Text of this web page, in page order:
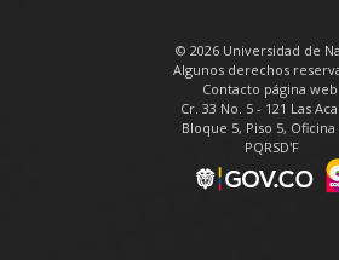
© 2026 Universidad de
Algunos derechos
Contacto página web:
Cr. 33 No. 5 - 121 Las
Bloque 5, Piso 5, Oficina
PQRSD'F